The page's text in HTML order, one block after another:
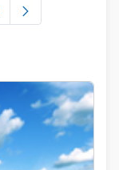
intermedias Use TAB